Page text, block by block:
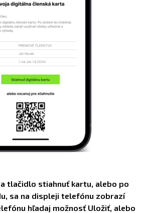
tlačidlo stiahnuť kartu, alebo po
sa na displeji telefónu zobrazí
hľadaj možnosť Uložiť, alebo